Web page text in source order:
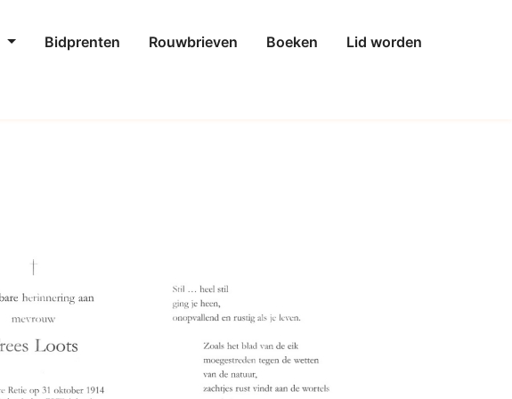
Bidprenten Rouwbrieven Boeken
Lid worden